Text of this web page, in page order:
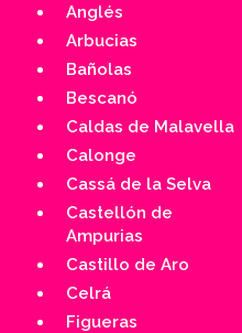
Anglés
Arbucias
Bañolas
Bescanó
Caldas de Malavella
Calonge
Cassá de la Selva
Castellón de
Ampurias
Castillo de Aro
Celrá
Figueras